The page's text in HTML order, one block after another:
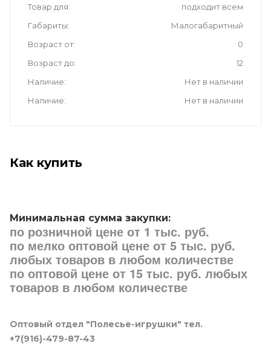
Товар для
подходит всем
Габариты
Малогабаритный
Возраст от
0
Возраст до
12
Наличие
Нет в наличии
Наличие
Нет в наличии
Как купить
Минимальная сумма закупки:
по розничной цене от 1 тыс. руб.
по мелко оптовой цене от 5 тыс. руб.
любых товаров в любом количестве
по оптовой цене от 15 тыс. руб. любых
товаров в любом количестве
Оптовый отдел "Полесье-игрушки" тел.
+7(916)-479-87-43